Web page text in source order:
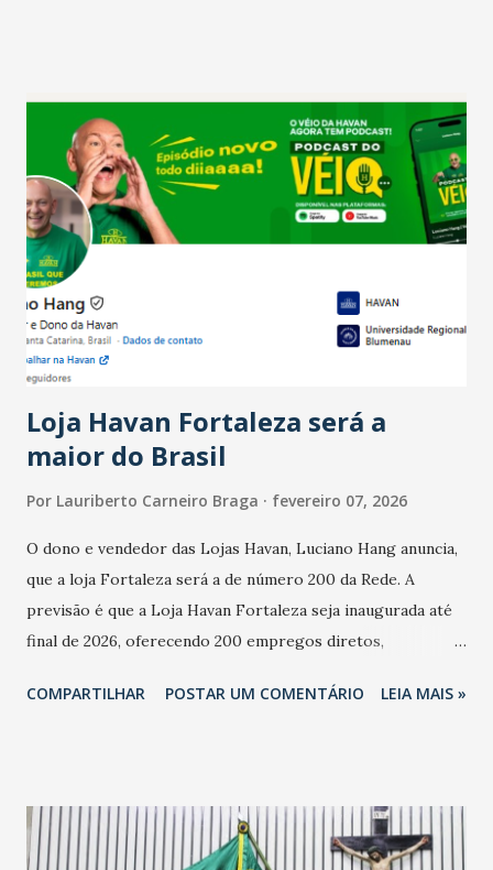
confraternizações de fim de ano e pelo pagamento do 13º
Salário para um número maior de trabalhadores, já que o
país tem a menor taxa de desemprego dos anos recentes.
Ainda segundo a Pesquisa, em novembro de 2025, 40% dos
bares e restaurantes operaram com lucro e outros 40%
registraram equilíbrio financeiro. Já o percentual de
estabelecimentos no prejuízo ficou em 19%, pouco abaixo
do observado no mês anterior. Outros 1% não existiam em
novembro. Em relação a outubro, o faturamento também
cresceu. De acordo com a pesquisa, 44% dos n...
Loja Havan Fortaleza será a
maior do Brasil
Por Lauriberto Carneiro Braga fevereiro 07, 2026
O dono e vendedor das Lojas Havan, Luciano Hang anuncia,
que a loja Fortaleza será a de número 200 da Rede. A
previsão é que a Loja Havan Fortaleza seja inaugurada até
final de 2026, oferecendo 200 empregos diretos,
Havan Fortaleza ainda não foi anunciada oficialmente, mas
COMPARTILHAR POSTAR UM COMENTÁRIO LEIA MAIS »